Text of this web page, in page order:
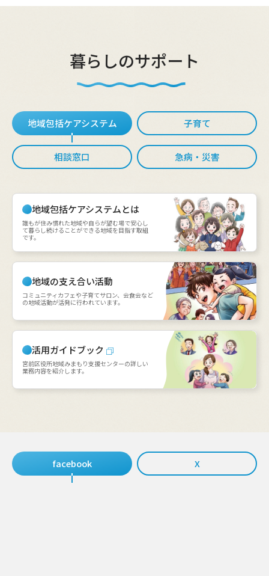
暮らしのサポート
地域包括ケアシステム 子育て
相談窓口 急病・災害
地域包括ケアシステムとは
誰もが住み慣れた地域や自らが望む場で安心し
て暮らし続けることができる地域を目指す取組
です。
地域の支え合い活動
コミュニティカフェや子育てサロン、会食会など
の地域活動が活発に行われています。
活用ガイドブック
宮前区役所地域みまもり支援センターの詳しい
業務内容を紹介します。
facebook X